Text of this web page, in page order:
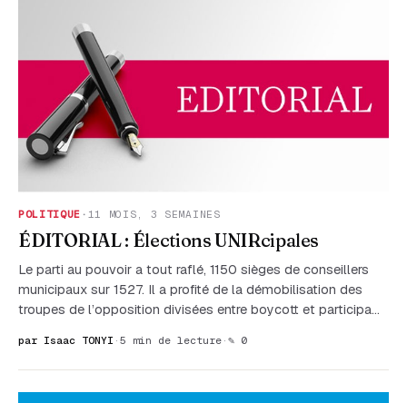
POLITIQUE · 11 MOIS, 3 SEMAINES
ÉDITORIAL : Élections UNIRcipales
Le parti au pouvoir a tout raflé, 1150 sièges de conseillers
municipaux sur 1527. Il a profité de la démobilisation des
troupes de l’opposition divisées entre boycott et participa…
par Isaac TONYI · 5 min de lecture · ✎ 0